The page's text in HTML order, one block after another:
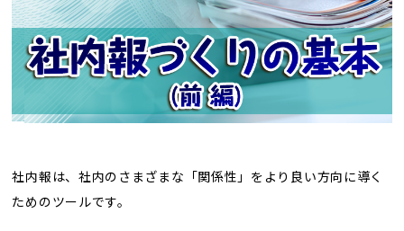
トレンド用語集
社長ブログ
社内報は、社内のさまざまな「関係性」をより良い方向に導く
ためのツールです。